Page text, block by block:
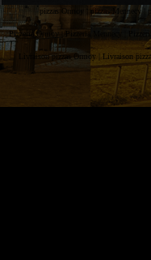
pizzas Ormoy | pizzas Mennecy |
Pizzeria Ormoy | Pizzeria Mennecy |
Livraison pizzas Ormoy | Livraison